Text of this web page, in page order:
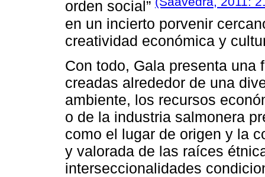
orden social”
en un incierto porvenir
creatividad económica y
Con todo, Gala presenta
creadas alrededor de una
ambiente, los recursos
o de la industria salmonera
como el lugar de origen y la
y valorada de las raíces
interseccionalidades